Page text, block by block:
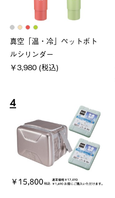
真空「温・冷」ペットボト
ルシリンダー
￥3,980 (税込)
4